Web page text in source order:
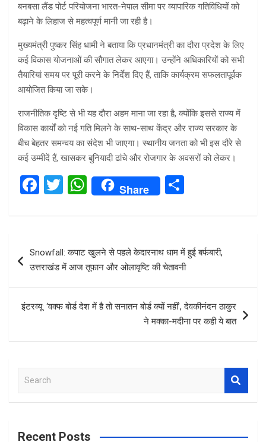
बनबसा लैंड पोर्ट परियोजना भारत-नेपाल सीमा पर व्यापारिक गतिविधियों को
बढ़ाने के लिहाज से महत्वपूर्ण मानी जा रही है।
मुख्यमंत्रीपुष्कर सिंह धामीने बताया कि प्रधानमंत्री का दौरा प्रदेश के लिए
कई विकास योजनाओं की सौगात लेकर आएगा। उन्होंने अधिकारियों को सभी
तैयारियां समय पर पूरी करने के निर्देश दिए हैं, ताकि कार्यक्रम सफलतापूर्वक
आयोजित किया जा सके।
राजनीतिक दृष्टि से भी यह दौरा अहम माना जा रहा है, क्योंकि इससे राज्य में
विकास कार्यों को नई गति मिलने के साथ-साथ केंद्र और राज्य सरकार के
बीच बेहतर समन्वय का संदेश भी जाएगा। स्थानीय जनता को भी इस दौरे से
कई उम्मीदें हैं, खासकर बुनियादी ढांचे और रोजगार के अवसरों को लेकर।
F
ce
o
k
T
tt
W
at
A
p
p
Share
ar
e
navigation
Snowfall: कपाट खुलने से पहले केदारनाथ धाम में हुई बर्फबारी,
उत्तराखंड में आज तूफान और ओलावृष्टि की चेतावनी
इंटरव्यू: ‘वक्फ बोर्ड देश में है तो सनातन बोर्ड क्यों नहीं’, देवकीनंदन ठाकुर
ने मक्का-मदीना पर कही ये बात
a
c
Recent Posts